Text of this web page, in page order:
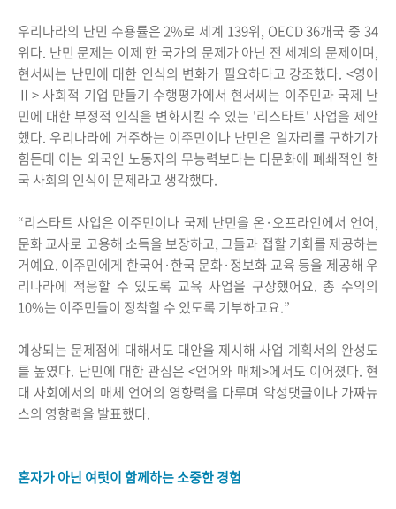
우리나라의 난민 수용률은 2%로 세계 139위, OECD 36개국 중 34
위다. 난민 문제는 이제 한 국가의 문제가 아닌 전 세계의 문제이며,
현서씨는 난민에 대한 인식의 변화가 필요하다고 강조했다. <영어
Ⅱ> 사회적 기업 만들기 수행평가에서 현서씨는 이주민과 국제 난
민에 대한 부정적 인식을 변화시킬 수 있는 '리스타트' 사업을 제안
했다. 우리나라에 거주하는 이주민이나 난민은 일자리를 구하기가
힘든데 이는 외국인 노동자의 무능력보다는 다문화에 폐쇄적인 한
국 사회의 인식이 문제라고 생각했다.
“리스타트 사업은 이주민이나 국제 난민을 온·오프라인에서 언어,
문화 교사로 고용해 소득을 보장하고, 그들과 접할 기회를 제공하는
거예요. 이주민에게 한국어·한국 문화·정보화 교육 등을 제공해 우
리나라에 적응할 수 있도록 교육 사업을 구상했어요. 총 수익의
10%는 이주민들이 정착할 수 있도록 기부하고요.”
예상되는 문제점에 대해서도 대안을 제시해 사업 계획서의 완성도
를 높였다. 난민에 대한 관심은 <언어와 매체>에서도 이어졌다. 현
대 사회에서의 매체 언어의 영향력을 다루며 악성댓글이나 가짜뉴
스의 영향력을 발표했다.
혼자가 아닌 여럿이 함께하는 소중한 경험